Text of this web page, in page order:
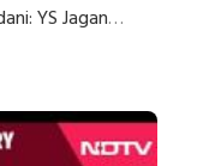
YS Jagan